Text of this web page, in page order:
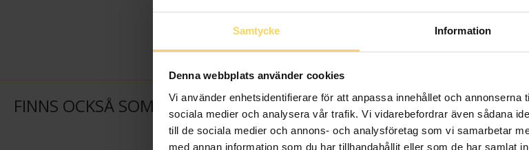
Samtycke Information
Denna webbplats använder cookies
Vi använder enhetsidentifierare för att anpassa innehållet och annonserna
sociala medier och analysera vår trafik. Vi vidarebefordrar även sådana
till de sociala medier och annons- och analysföretag som vi samarbetar
med annan information som du har tillhandahållit eller som de har samlat
FINNS OCKSÅ SOM